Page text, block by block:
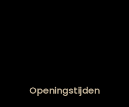
Openingstijden